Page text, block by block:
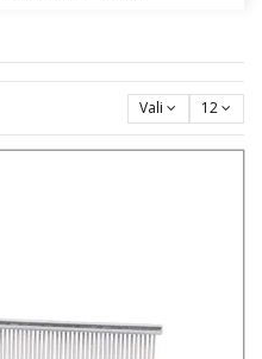
Vali 12